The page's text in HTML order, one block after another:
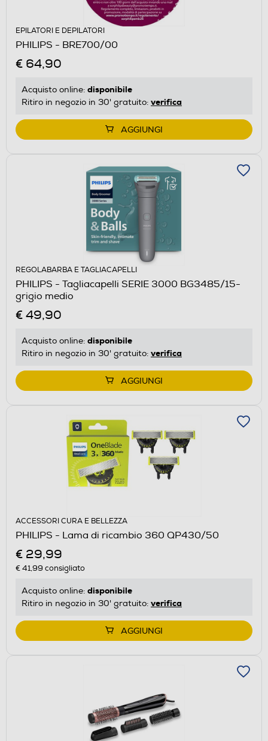
EPILATORI E DEPILATORI
PHILIPS - BRE700/00
€ 64,90
Acquisto online: disponibile
Ritiro in negozio in 30' gratuito: verifica
AGGIUNGI
REGOLABARBA E TAGLIACAPELLI
PHILIPS - Tagliacapelli SERIE 3000 BG3485/15-
grigio medio
€ 49,90
Acquisto online: disponibile
Ritiro in negozio in 30' gratuito: verifica
AGGIUNGI
ACCESSORI CURA E BELLEZZA
PHILIPS - Lama di ricambio 360 QP430/50
€ 29,99
€ 41,99 consigliato
Acquisto online: disponibile
Ritiro in negozio in 30' gratuito: verifica
AGGIUNGI